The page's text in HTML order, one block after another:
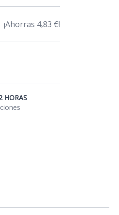
¡Ahorras 4,83 €!
HORAS